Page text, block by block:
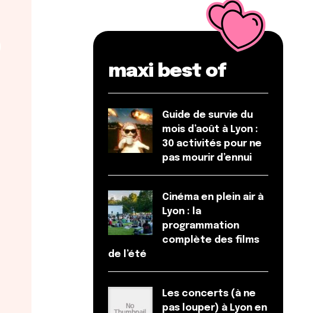
maxi best of
Guide de survie du
mois d’août à Lyon :
30 activités pour ne
pas mourir d’ennui
Cinéma en plein air à
Lyon : la
programmation
complète des films
de l’été
Les concerts (à ne
pas louper) à Lyon en